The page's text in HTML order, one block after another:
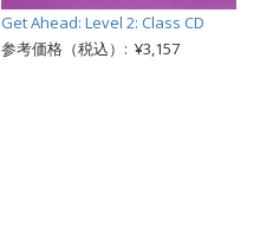
Get Ahead: Level 2: Class CD
参考価格（税込）: ¥3,157